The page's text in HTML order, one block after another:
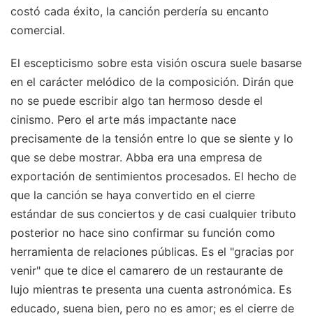
costó cada éxito, la canción perdería su encanto
comercial.
El escepticismo sobre esta visión oscura suele basarse
en el carácter melódico de la composición. Dirán que
no se puede escribir algo tan hermoso desde el
cinismo. Pero el arte más impactante nace
precisamente de la tensión entre lo que se siente y lo
que se debe mostrar. Abba era una empresa de
exportación de sentimientos procesados. El hecho de
que la canción se haya convertido en el cierre
estándar de sus conciertos y de casi cualquier tributo
posterior no hace sino confirmar su función como
herramienta de relaciones públicas. Es el "gracias por
venir" que te dice el camarero de un restaurante de
lujo mientras te presenta una cuenta astronómica. Es
educado, suena bien, pero no es amor; es el cierre de